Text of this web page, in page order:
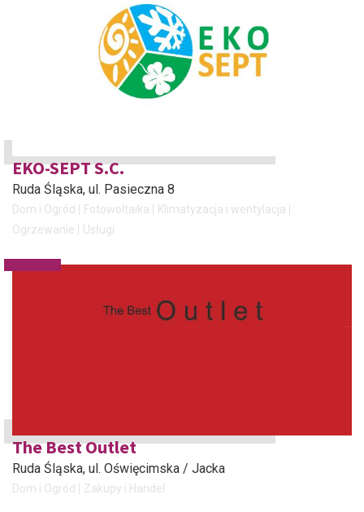
EKO-SEPT S.C.
Ruda Śląska, ul. Pasieczna 8
Dom i Ogród Fotowoltaika
Klimatyzacja i wentylacja
Ogrzewanie
Usługi
The Best Outlet
Ruda Śląska, ul. Oświęcimska / Jacka
Dom i Ogród Zakupy i Handel